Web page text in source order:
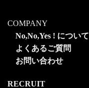
COMPANY
No,No,Yes ! について
よくあるご質問
お問い合わせ
RECRUIT